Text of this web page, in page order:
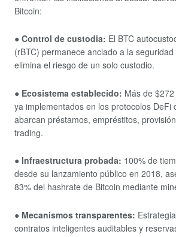
Bitcoin:
● Control de custodia: El BTC
(rBTC) permanece anclado a la
elimina el riesgo de un solo custodio.
● Ecosistema establecido: Más de
ya implementados en los protocolos DeFi
abarcan préstamos, empréstitos,
trading.
● Infraestructura probada: 100% de
desde su lanzamiento público en 2018,
83% del hashrate de Bitcoin mediante
● Mecanismos transparentes:
contratos inteligentes auditables y